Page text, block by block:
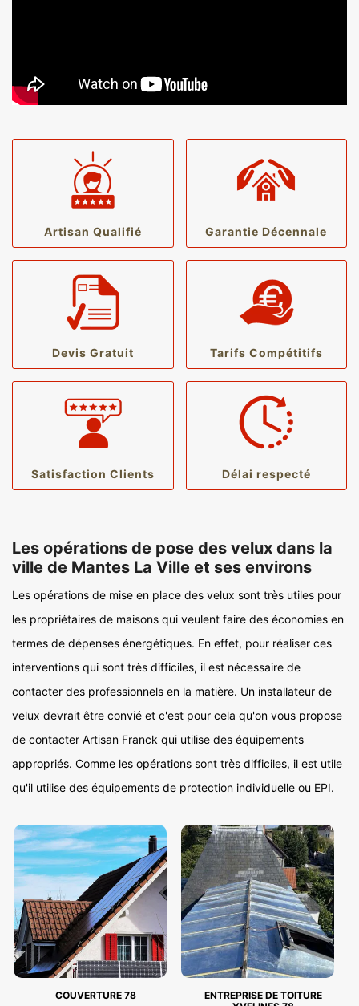
Artisan Qualifié Garantie Décennale
Devis Gratuit Tarifs Compétitifs
Satisfaction Clients Délai respecté
Les opérations de pose des velux dans la
ville de Mantes La Ville et ses environs
Les opérations de mise en place des velux sont très utiles pour
les propriétaires de maisons qui veulent faire des économies en
termes de dépenses énergétiques. En effet, pour réaliser ces
interventions qui sont très difficiles, il est nécessaire de
contacter des professionnels en la matière. Un installateur de
velux devrait être convié et c'est pour cela qu'on vous propose
de contacter Artisan Franck qui utilise des équipements
appropriés. Comme les opérations sont très difficiles, il est utile
qu'il utilise des équipements de protection individuelle ou EPI.
COUVERTURE 78
ENTREPRISE DE TOITURE